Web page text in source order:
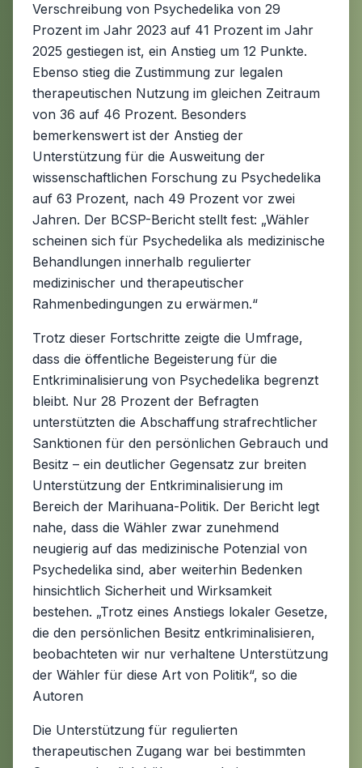
Verschreibung von Psychedelika von 29
Prozent im Jahr 2023 auf 41 Prozent im Jahr
2025 gestiegen ist, ein Anstieg um 12 Punkte.
Ebenso stieg die Zustimmung zur legalen
therapeutischen Nutzung im gleichen Zeitraum
von 36 auf 46 Prozent. Besonders
bemerkenswert ist der Anstieg der
Unterstützung für die Ausweitung der
wissenschaftlichen Forschung zu Psychedelika
auf 63 Prozent, nach 49 Prozent vor zwei
Jahren. Der BCSP-Bericht stellt fest: „Wähler
scheinen sich für Psychedelika als medizinische
Behandlungen innerhalb regulierter
medizinischer und therapeutischer
Rahmenbedingungen zu erwärmen.“
Trotz dieser Fortschritte zeigte die Umfrage,
dass die öffentliche Begeisterung für die
Entkriminalisierung von Psychedelika begrenzt
bleibt. Nur 28 Prozent der Befragten
unterstützten die Abschaffung strafrechtlicher
Sanktionen für den persönlichen Gebrauch und
Besitz – ein deutlicher Gegensatz zur breiten
Unterstützung der Entkriminalisierung im
Bereich der Marihuana-Politik. Der Bericht legt
nahe, dass die Wähler zwar zunehmend
neugierig auf das medizinische Potenzial von
Psychedelika sind, aber weiterhin Bedenken
hinsichtlich Sicherheit und Wirksamkeit
bestehen. „Trotz eines Anstiegs lokaler Gesetze,
die den persönlichen Besitz entkriminalisieren,
beobachteten wir nur verhaltene Unterstützung
der Wähler für diese Art von Politik“, so die
Autoren
Die Unterstützung für regulierten
therapeutischen Zugang war bei bestimmten